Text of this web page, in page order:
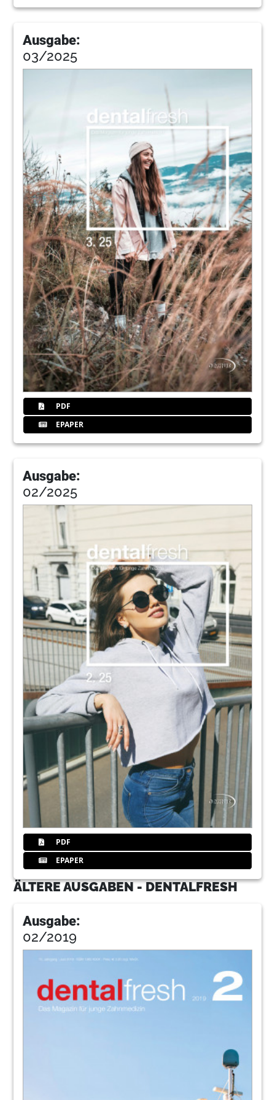
68orangedental GmbH & Co. KG
Ausgabe:
03/2025
PDF
EPAPER
Ausgabe:
02/2025
PDF
EPAPER
ÄLTERE AUSGABEN - DENTALFRESH
Ausgabe:
02/2019